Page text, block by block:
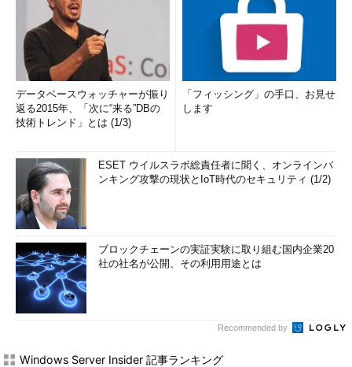
データベースウォッチャーが振り
返る2015年、「次に“来る”DBの
技術トレンド」とは (1/3)
「フィッシング」の手口、お見せ
します
ESET ウイルスラボ総責任者に聞く、オンラインバ
ンキング攻撃の現状とIoT時代のセキュリティ (1/2)
ブロックチェーンの実証実験に取り組む国内企業20
社の社名が公開、その利用用途とは
Recommended by
Windows Server Insider 記事ランキング